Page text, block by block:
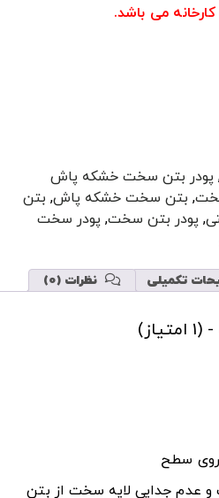
می باشد.
پودر بتن سخت خشکه پاش
, بتن سخت خشکه پاش, بتن
, پودر بتن سخت, پودر سخت
تکمیلی نظرات (0)
روی سطح
عدم جدایی لایه سخت از بتن